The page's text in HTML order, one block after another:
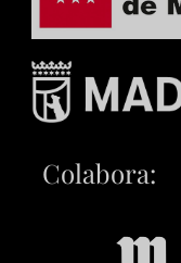
Colabora: